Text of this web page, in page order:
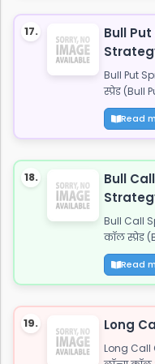
17.
Bull
Bull Put
स्प्रेड (Bull
Read
18.
Bull
Bull Call
कॉल स्प्रेड
Read
19. Long
Long Call